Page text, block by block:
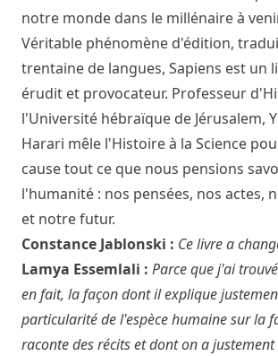
notre monde dans le millénaire à
Véritable phénomène d'édition,
trentaine de langues, Sapiens est un
érudit et provocateur. Professeur
l'Université hébraïque de Jérusalem,
Harari mêle l'Histoire à la Science
cause tout ce que nous pensions
l'humanité : nos pensées, nos actes,
et notre futur.
Constance Jablonski : Ce livre a
Lamya Essemlali : Parce que j'ai
en fait, la façon dont il explique
particularité de l'espèce humaine sur la
raconte des récits et dont on a